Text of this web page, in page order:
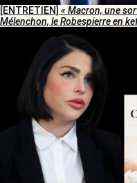
[ENTRETIEN] « Macron, une
Mélenchon, le Robespierre en